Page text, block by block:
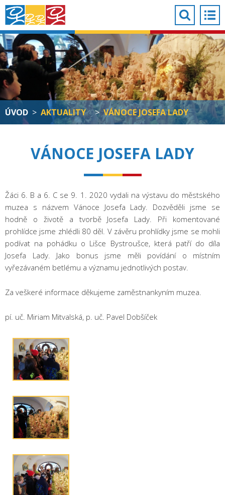
ÚVOD > AKTUALITY > VÁNOCE JOSEFA LADY
VÁNOCE JOSEFA LADY
Žáci 6. B a 6. C se 9. 1. 2020 vydali na výstavu do městského
muzea s názvem Vánoce Josefa Lady. Dozvěděli jsme se
hodně o životě a tvorbě Josefa Lady. Při komentované
prohlídce jsme zhlédli 80 děl. V závěru prohlídky jsme se mohli
podívat na pohádku o Lišce Bystroušce, která patří do díla
Josefa Lady. Jako bonus jsme měli povídání o místním
vyřezávaném betlému a významu jednotlivých postav.
Za veškeré informace děkujeme zaměstnankyním muzea.
pí. uč. Miriam Mitvalská, p. uč. Pavel Dobšíček